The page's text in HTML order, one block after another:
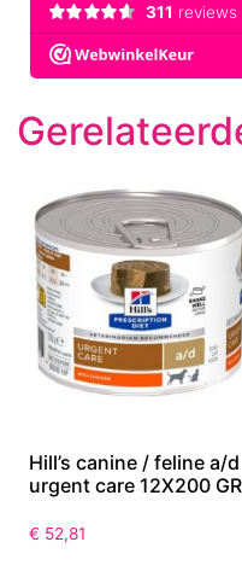
Hill’s canine / feline a/d
urgent care 12X200 GR
€ 52,81